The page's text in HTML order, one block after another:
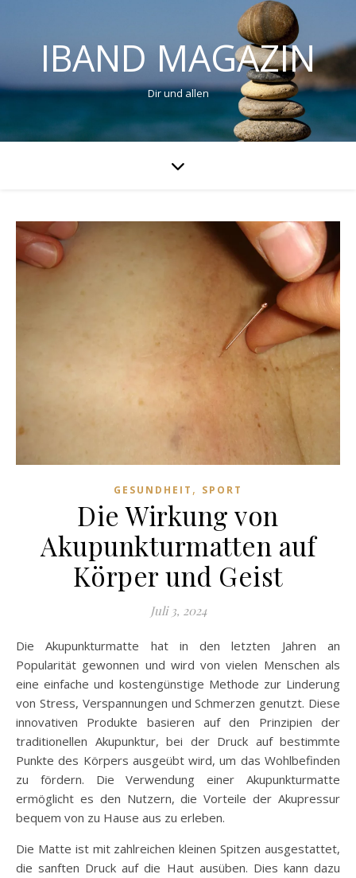
IBAND MAGAZIN
Dir und allen
GESUNDHEIT , SPORT
Die Wirkung von
Akupunkturmatten auf
Körper und Geist
Juli 3, 2024
Die Akupunkturmatte hat in den letzten Jahren an
Popularität gewonnen und wird von vielen Menschen als
eine einfache und kostengünstige Methode zur Linderung
von Stress, Verspannungen und Schmerzen genutzt. Diese
innovativen Produkte basieren auf den Prinzipien der
traditionellen Akupunktur, bei der Druck auf bestimmte
Punkte des Körpers ausgeübt wird, um das Wohlbefinden
zu fördern. Die Verwendung einer Akupunkturmatte
ermöglicht es den Nutzern, die Vorteile der Akupressur
bequem von zu Hause aus zu erleben.
Die Matte ist mit zahlreichen kleinen Spitzen ausgestattet,
die sanften Druck auf die Haut ausüben. Dies kann dazu